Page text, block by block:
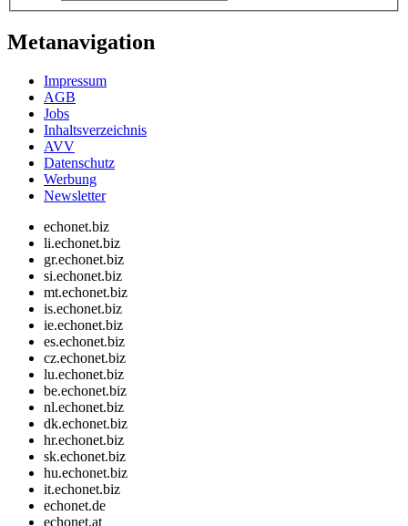
Metanavigation
Impressum
AGB
Jobs
Inhaltsverzeichnis
AVV
Datenschutz
Werbung
Newsletter
echonet.biz
li.echonet.biz
gr.echonet.biz
si.echonet.biz
mt.echonet.biz
is.echonet.biz
ie.echonet.biz
es.echonet.biz
cz.echonet.biz
lu.echonet.biz
be.echonet.biz
nl.echonet.biz
dk.echonet.biz
hr.echonet.biz
sk.echonet.biz
hu.echonet.biz
it.echonet.biz
echonet.de
echonet.at